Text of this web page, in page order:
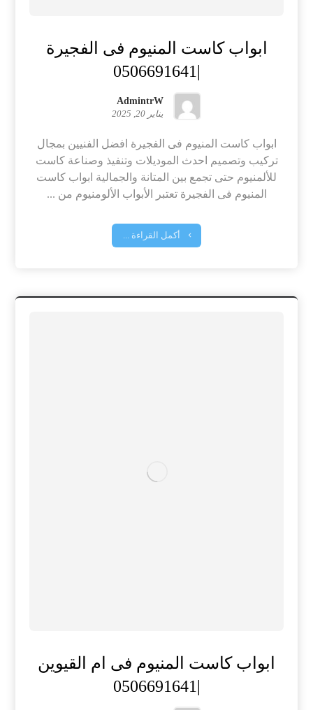
ابواب كاست المنيوم فى الفجيرة
AdmintrW
يناير 20, 2025
ابواب كاست المنيوم فى الفجيرة افضل الفنيين بمجال
تركيب وتصميم احدث الموديلات وتنفيذ وصناعة كاست
للألمنيوم حتى تجمع بين المتانة والجمالية ابواب كاست
المنيوم فى الفجيرة تعتبر الأبواب الألومنيوم من ...
أكمل القراءة ...
ابواب كاست المنيوم فى ام القيوين
|0506691641